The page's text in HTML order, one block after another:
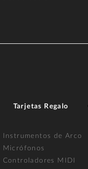
Tarjetas Regalo
Instrumentos de Arco
Micrófonos
Controladores MIDI